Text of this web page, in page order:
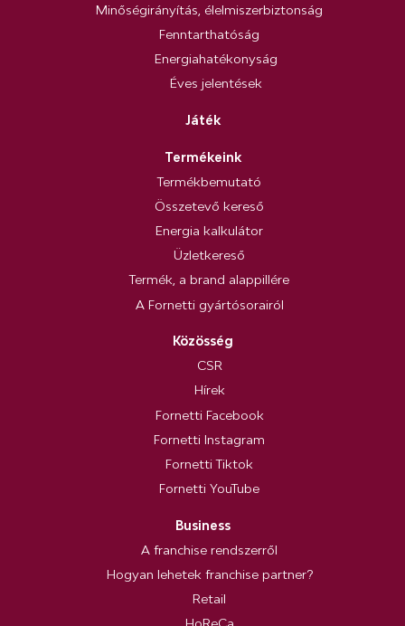
Minőségirányítás, élelmiszerbiztonság
Fenntarthatóság
Energiahatékonyság
Éves jelentések
Játék
Termékeink
Termékbemutató
Összetevő kereső
Energia kalkulátor
Üzletkereső
Termék, a brand alappillére
A Fornetti gyártósorairól
Közösség
CSR
Hírek
Fornetti Facebook
Fornetti Instagram
Fornetti Tiktok
Fornetti YouTube
Business
A franchise rendszerről
Hogyan lehetek franchise partner?
Retail